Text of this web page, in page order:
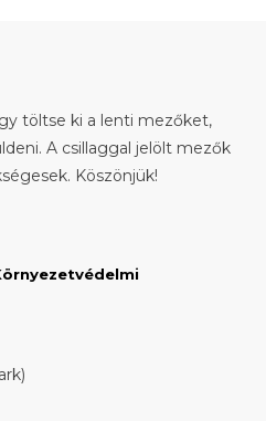
töltse ki a lenti mezőket,
A csillaggal jelölt mezők
Köszönjük!